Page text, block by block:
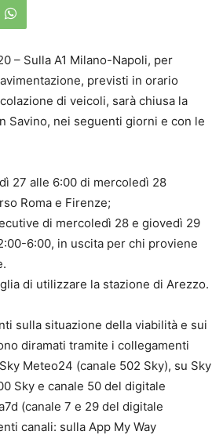
– Sulla A1 Milano-Napoli, per
previsti in orario
di veicoli, sarà chiusa la
Savino, nei seguenti giorni e con le
27 alle 6:00 di mercoledì 28
Roma e Firenze;
di mercoledì 28 e giovedì 29
6:00, in uscita per chi proviene
di utilizzare la stazione di Arezzo.
sulla situazione della viabilità e sui
diramati tramite i collegamenti
Meteo24 (canale 502 Sky), su Sky
Sky e canale 50 del digitale
(canale 7 e 29 del digitale
canali: sulla App My Way